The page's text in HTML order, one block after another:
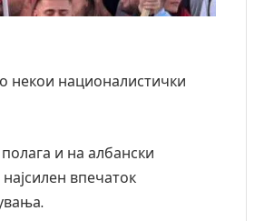
некои националистички
и на албански
впечаток